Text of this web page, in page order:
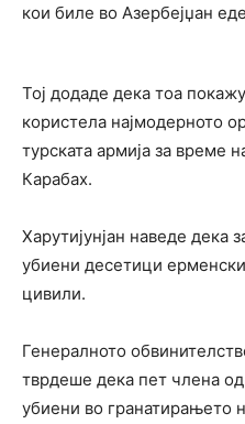
кои биле во Азербејџан
Тој додаде дека тоа
користела најмодерното
турската армија за време
Карабах.
Харутијунјан наведе дека
убиени десетици
цивили.
Генералното
тврдеше дека пет члена
убиени во гранатирањето